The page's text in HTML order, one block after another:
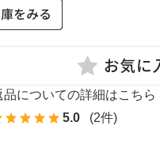
品についての詳細はこちら
5.0
(2件)